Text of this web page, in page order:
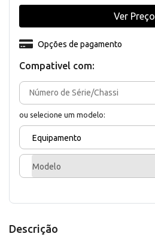
Compativel com:
ou selecione um modelo:
Equipamento
Modelo
Opções de pagamento
Ver Preço
Descrição